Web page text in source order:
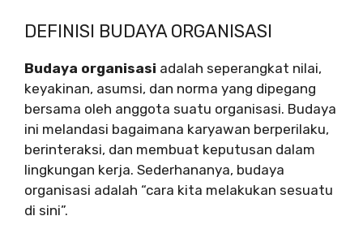
DEFINISI BUDAYA ORGANISASI
Budaya organisasi adalah seperangkat nilai,
keyakinan, asumsi, dan norma yang dipegang
bersama oleh anggota suatu organisasi. Budaya
ini melandasi bagaimana karyawan berperilaku,
berinteraksi, dan membuat keputusan dalam
lingkungan kerja. Sederhananya, budaya
organisasi adalah “cara kita melakukan sesuatu
di sini”.